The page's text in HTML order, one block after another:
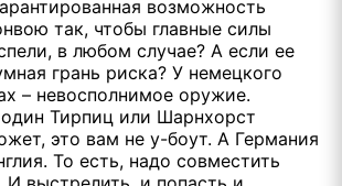
возможность
так, чтобы главные силы
в любом случае? А если ее
грань риска? У немецкого
– невосполнимое оружие.
Тирпиц или Шарнхорст
это вам не у-боут. А Германия
То есть, надо совместить